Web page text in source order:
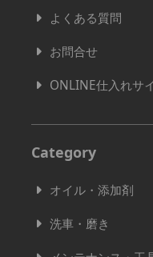
よくある質問
お問合せ
ONLINE仕入れサ
Category
オイル・添加剤
洗車・磨き